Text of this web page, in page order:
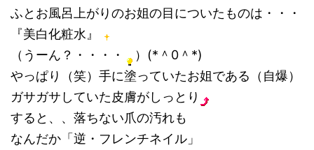
ふとお風呂上がりのお姐の目についたものは・・・
『美白化粧水』
（うーん？・・・・
）(*＾0＾*)
やっぱり（笑）手に塗っていたお姐である（自爆）
ガサガサしていた皮膚がしっとり
すると、、落ちない爪の汚れも
なんだか「逆・フレンチネイル」